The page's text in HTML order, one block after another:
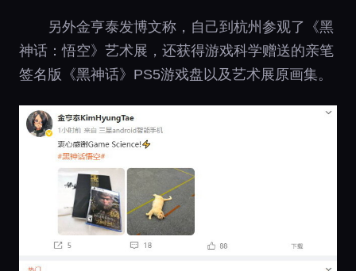
另外金亨泰发博文称，自己到杭州参观了《黑
神话：悟空》艺术展，还获得游戏科学赠送的亲笔
签名版《黑神话》PS5游戏盘以及艺术展原画集。